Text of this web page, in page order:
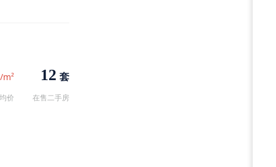
m²
价
12 套
在售二手房